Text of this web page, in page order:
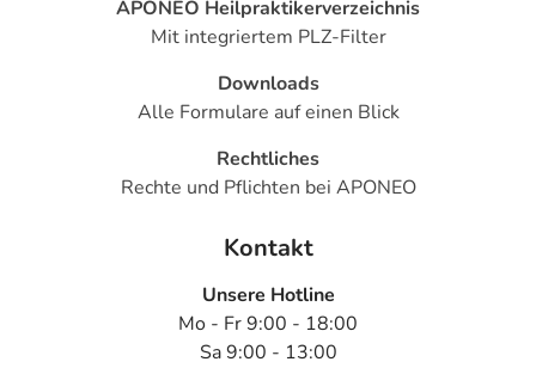
APONEO Heilpraktikerverzeichnis
Mit integriertem PLZ-Filter
Downloads
Alle Formulare auf einen Blick
Rechtliches
Rechte und Pflichten bei APONEO
Kontakt
Unsere Hotline
Mo - Fr 9:00 - 18:00
Sa 9:00 - 13:00